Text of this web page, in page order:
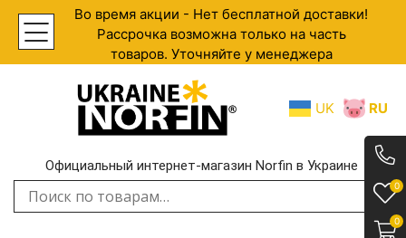
Во время акции - Нет бесплатной доставки!
Рассрочка возможна только на часть
товаров. Уточняйте у менеджера
UK RU
Официальный интернет-магазин Norfin в Украине
Искать: 0
0